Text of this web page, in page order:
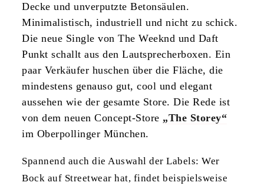
Decke und unverputzte Betonsäulen.
Minimalistisch, industriell und nicht zu schick.
Die neue Single von The Weeknd und Daft
Punkt schallt aus den Lautsprecherboxen. Ein
paar Verkäufer huschen über die Fläche, die
mindestens genauso gut, cool und elegant
aussehen wie der gesamte Store. Die Rede ist
von dem neuen Concept-Store „The Storey“
im Oberpollinger München.
Spannend auch die Auswahl der Labels: Wer
Bock auf Streetwear hat, findet beispielsweise